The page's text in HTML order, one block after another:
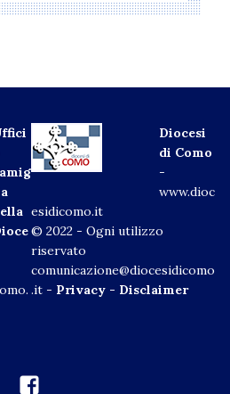
Diocesi
di Como
-
www.dioc
esidicomo.it
© 2022 - Ogni utilizzo
riservato
comunicazione@diocesidicomo
.it - Privacy - Disclaimer